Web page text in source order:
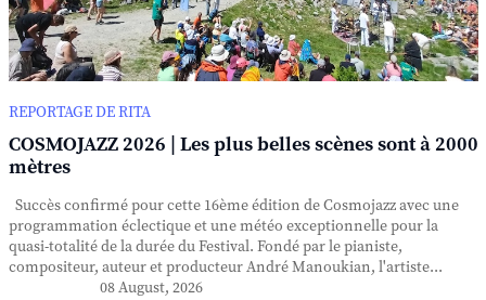
REPORTAGE DE RITA
COSMOJAZZ 2026 | Les plus belles scènes sont à 2000
mètres
Succès confirmé pour cette 16ème édition de Cosmojazz avec une
programmation éclectique et une météo exceptionnelle pour la
quasi-totalité de la durée du Festival. Fondé par le pianiste,
compositeur, auteur et producteur André Manoukian, l'artiste...
08 August, 2026